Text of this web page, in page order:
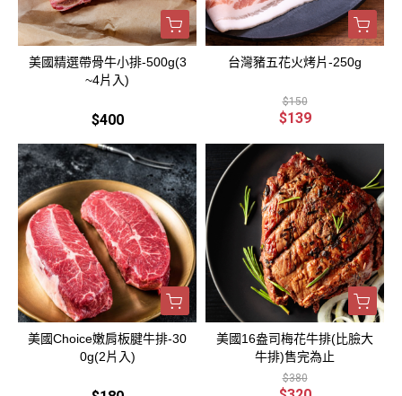
美國精選帶骨牛小排-500g(3
~4片入)
$400
台灣豬五花火烤片-250g
$150
$139
美國Choice嫩肩板腱牛排-30
0g(2片入)
美國16盎司梅花牛排(比臉大
牛排)售完為止
$380